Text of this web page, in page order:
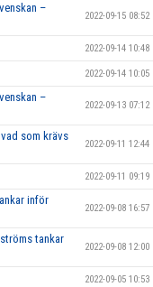
–
2022-09-15 08:52
2022-09-14 10:48
2022-09-14 10:05
–
2022-09-13 07:12
som krävs
2022-09-11 12:44
2022-09-11 09:19
inför
2022-09-08 16:57
tankar
2022-09-08 12:00
2022-09-05 10:53